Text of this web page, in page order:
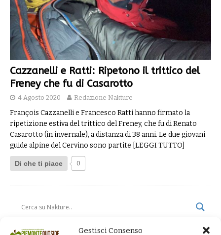
Gestisci Consenso
Cazzanelli e Ratti: Ripetono il trittico del
Freney che fu di Casarotto
4 Agosto 2020 Redazione Nakture
François Cazzanelli e Francesco Ratti hanno firmato la
ripetizione estiva del trittico del Freney, che fu di Renato
Casarotto (in invernale), a distanza di 38 anni. Le due giovani
guide alpine del Cervino sono partite [LEGGI TUTTO]
Di che ti piace 0